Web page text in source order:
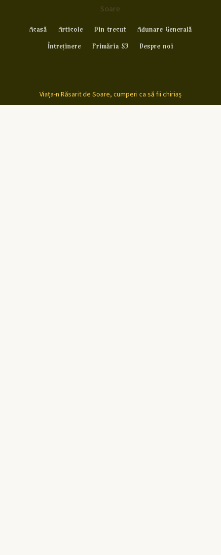
Soare
Acasă Articole Din trecut
Adunare Generală
Întreținere
Primăria S3 Despre noi
Viața-n Răsarit de Soare, cumperi ca să fii chiriaș